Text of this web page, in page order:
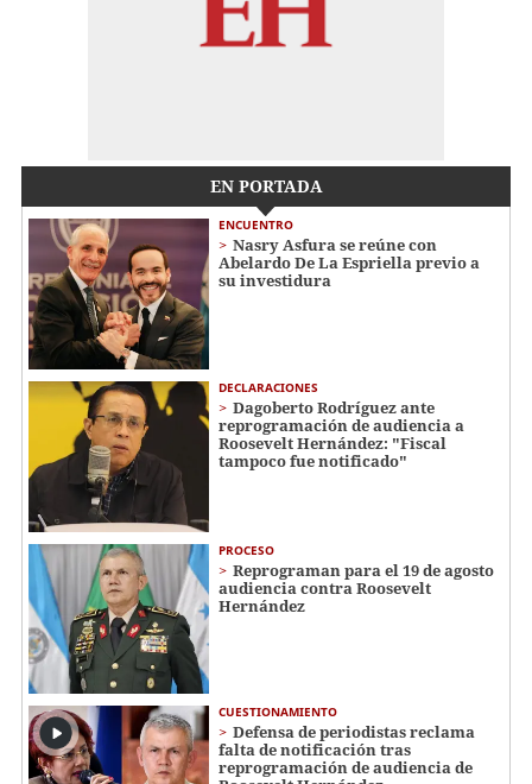
EN PORTADA
ENCUENTRO
Nasry Asfura se reúne con
Abelardo De La Espriella previo a
su investidura
DECLARACIONES
Dagoberto Rodríguez ante
reprogramación de audiencia a
Roosevelt Hernández: "Fiscal
tampoco fue notificado"
PROCESO
Reprograman para el 19 de agosto
audiencia contra Roosevelt
Hernández
CUESTIONAMIENTO
Defensa de periodistas reclama
falta de notificación tras
reprogramación de audiencia de